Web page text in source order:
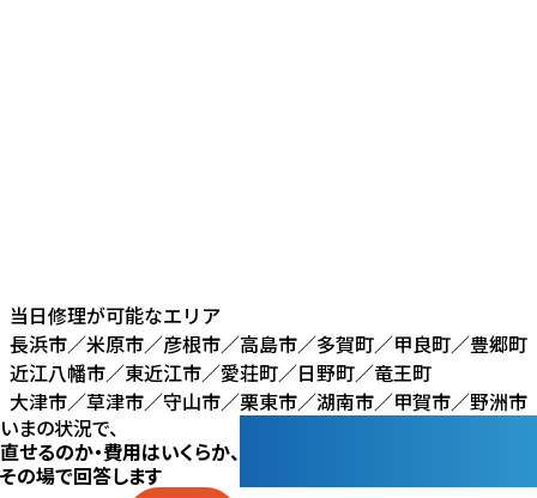
当日修理が可能なエリア
長浜市／米原市／彦根市／高島市／多賀町／甲良町／豊郷町
近江八幡市／東近江市／愛荘町／日野町／竜王町
大津市／草津市／守山市／栗東市／湖南市／甲賀市／野洲市
いまの状況で、
直せるのか・費用はいくらか、
その場で回答します